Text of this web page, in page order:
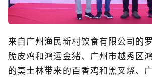
来自广州渔民新村饮食有限公司的
脆皮鸡和鸿运金猪、广州市越秀区
的莫土林带来的百香鸡和黑叉烧、